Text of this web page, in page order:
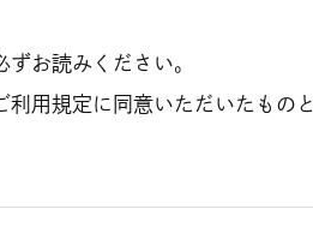
ずお読みください。
用規定に同意いただいたもの